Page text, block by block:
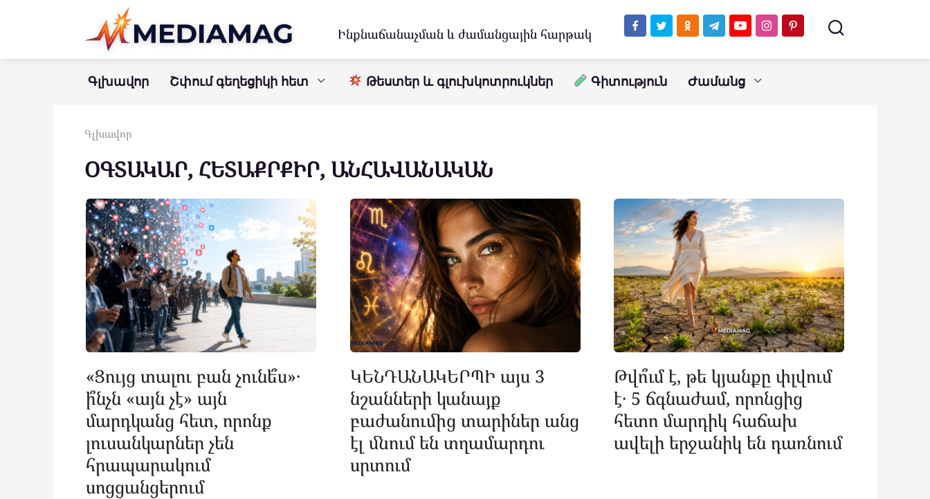
Ինքնաճանաչման և ժամանցային հարթակ
Գլխավոր Շփում գեղեցիկի հետ Թեստեր և գլուխկոտրուկներ Գիտություն Ժամանց
Գլխավոր
ՕԳՏԱԿԱՐ, ՀԵՏԱՔՐՔԻՐ, ԱՆՀԱՎԱՆԱԿԱՆ
«Ցույց տալու բան չունե՞ս»․
ի՞նչն «այն չէ» այն
մարդկանց հետ, որոնք
լուսանկարներ չեն
հրապարակում
սոցցանցերում
ԿԵՆԴԱՆԱԿԵՐՊԻ այս 3
նշանների կանայք
բաժանումից տարիներ անց
էլ մնում են տղամարդու
սրտում
Թվո՞ւմ է, թե կյանքը փլվում
է․ 5 ճգնաժամ, որոնցից
հետո մարդիկ հաճախ
ավելի երջանիկ են դառնում